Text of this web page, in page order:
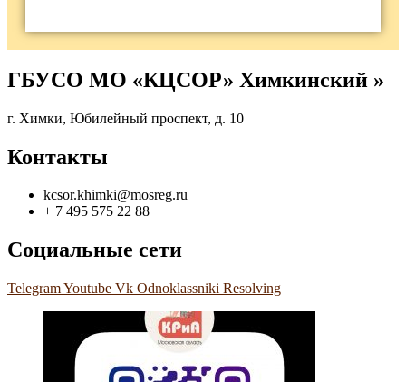
ГБУСО МО «КЦСОР» Химкинский »
г. Химки, Юбилейный проспект, д. 10
Контакты
kcsor.khimki@mosreg.ru
+ 7 495 575 22 88
Социальные сети
TelegramYoutube Vk Odnoklassniki Resolving